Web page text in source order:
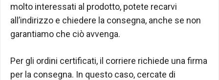
molto interessati al prodotto, potete recarvi
all’indirizzo e chiedere la consegna, anche se non
garantiamo che ciò avvenga.
Per gli ordini certificati, il corriere richiede una firma
per la consegna. In questo caso, cercate di